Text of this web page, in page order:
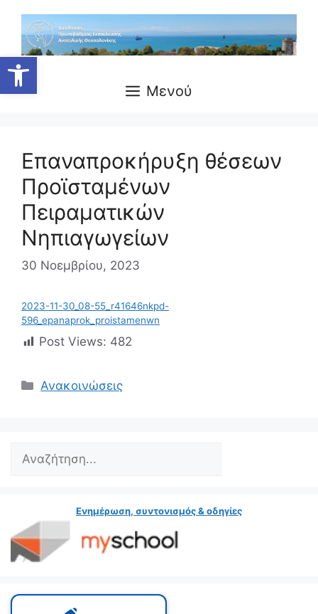
Ανοίξτε τη γραμμή εργαλείων
περιεχόμενο
Μενού
Επαναπροκήρυξη θέσεων
Προϊσταμένων
Πειραματικών
Νηπιαγωγείων
30 Νοεμβρίου, 2023
2023-11-30_08-55_r41646nkpd-
596_epanaprok_proistamenwn
Post Views: 482
Κατηγορίες
Ανακοινώσεις
Search
Ενημέρωση, συντονισμός & οδηγίες